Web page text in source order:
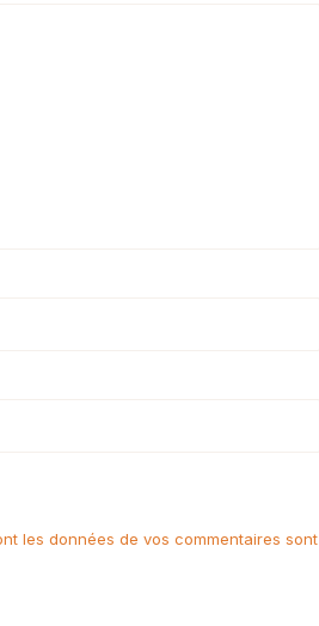
les données de vos commentaires sont